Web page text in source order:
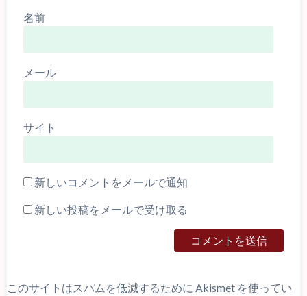
名前
メール
サイト
新しいコメントをメールで通知
新しい投稿をメールで受け取る
このサイトはスパムを低減するために Akismet を使ってい